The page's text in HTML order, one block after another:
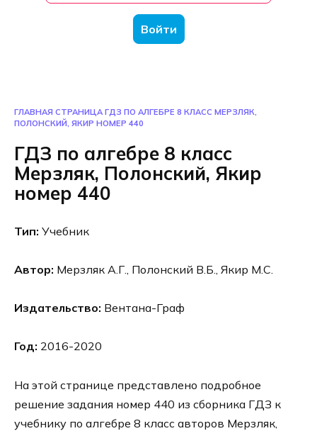
Войти
ГЛАВНАЯ СТРАНИЦА ГДЗ ПО АЛГЕБРЕ 8 КЛАСС МЕРЗЛЯК,
ПОЛОНСКИЙ, ЯКИР НОМЕР 440
ГДЗ по алгебре 8 класс
Мерзляк, Полонский, Якир
номер 440
Тип: Учебник
Автор: Мерзляк А.Г., Полонский В.Б., Якир М.С.
Издательство: Вентана-Граф
Год: 2016-2020
На этой странице представлено подробное
решение задания номер 440 из сборника ГДЗ к
учебнику по алгебре 8 класс авторов Мерзляк,